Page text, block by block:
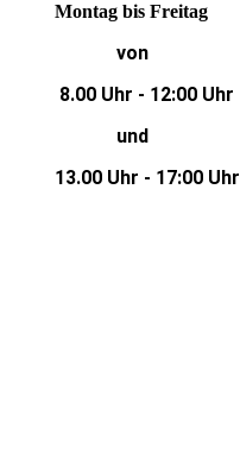
Montag bis Freitag
von
8.00 Uhr - 12:00 Uhr
und
13.00 Uhr - 17:00 Uhr